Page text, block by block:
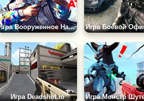
Игра Вооруженное Нападение
Игра Deadshot.io